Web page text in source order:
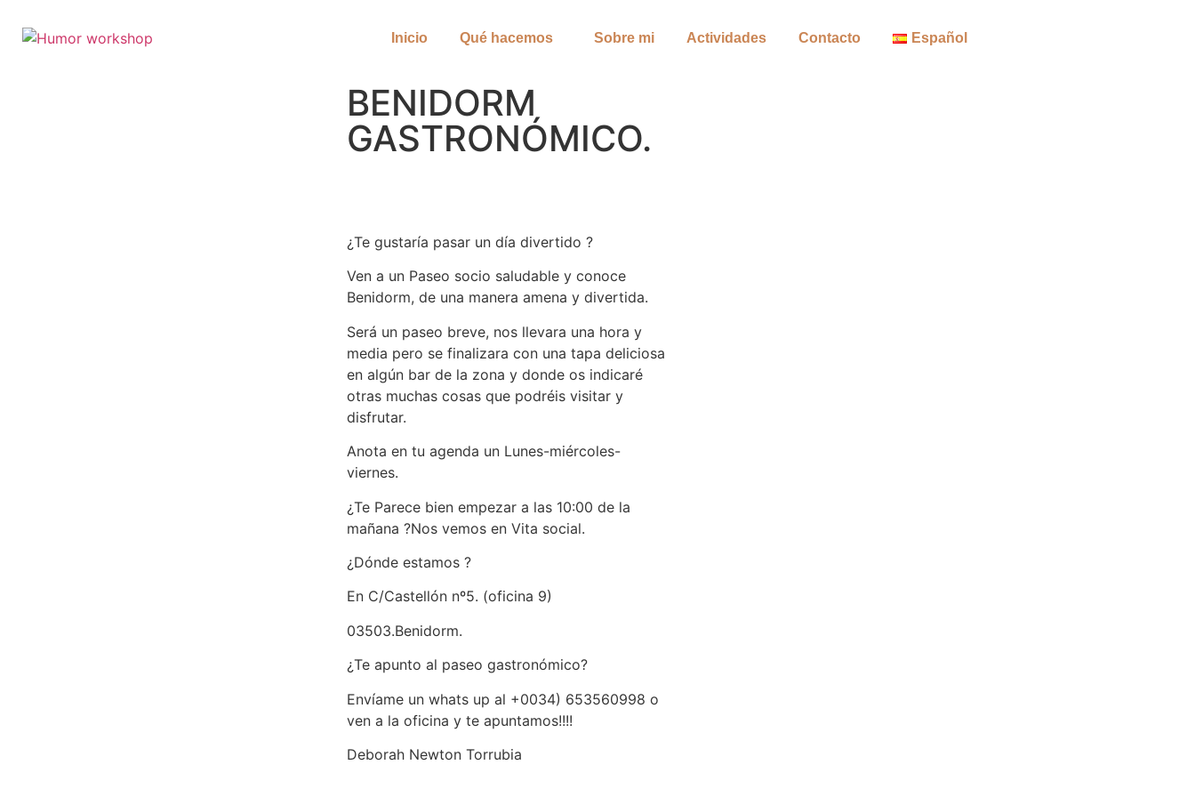
Inicio Qué hacemos Sobre mi Actividades Contacto Español
BENIDORM
GASTRONÓMICO.
¿Te gustaría pasar un día divertido ?
Ven a un Paseo socio saludable y conoce
Benidorm, de una manera amena y divertida.
Será un paseo breve, nos llevara una hora y
media pero se finalizara con una tapa deliciosa
en algún bar de la zona y donde os indicaré
otras muchas cosas que podréis visitar y
disfrutar.
Anota en tu agenda un Lunes-miércoles-
viernes.
¿Te Parece bien empezar a las 10:00 de la
mañana ?Nos vemos en Vita social.
¿Dónde estamos ?
En C/Castellón nº5. (oficina 9)
03503.Benidorm.
¿Te apunto al paseo gastronómico?
Envíame un whats up al +0034) 653560998 o
ven a la oficina y te apuntamos!!!!
Deborah Newton Torrubia